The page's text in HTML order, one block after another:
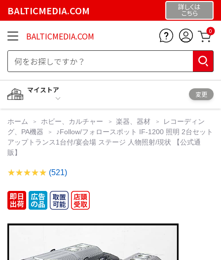
BALTICMEDIA.COM 詳しくは
こちら
BALTICMEDIA.COM 0
マイストア
変更
ホーム ホビー、カルチャー 楽器、器材
レコーディン
グ、PA機器
♪Follow/フォロースポット IF-1200 照明 2台セット
アップトランス1台付/宴会場 ステージ 人物照射/現状 【公式通
販】
(521)